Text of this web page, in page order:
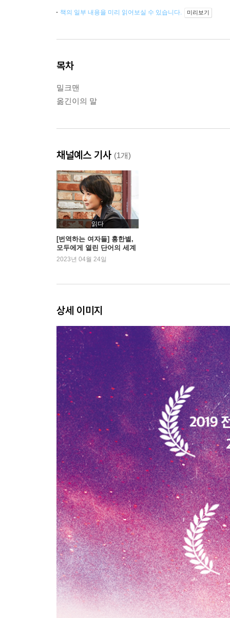
책의 일부 내용을 미리 읽어보실 수 있습니다. 미리보기
목차
밀크맨
옮긴이의 말
채널예스 기사 (1개)
읽다
[번역하는 여자들] 홍한별,
모두에게 열린 단어의 세계
2023년 04월 24일
상세 이미지